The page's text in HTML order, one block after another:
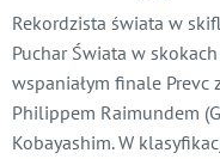
Rekordzista świata w
Puchar Świata w
wspaniałym finale Prevc
Philippem Raimundem
Kobayashim. W